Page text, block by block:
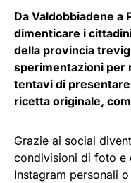
Da Valdobbiadene a
dimenticare i
della provincia
sperimentazioni per
tentavi di
ricetta originale,
Grazie ai social
condivisioni di foto e
Instagram personali